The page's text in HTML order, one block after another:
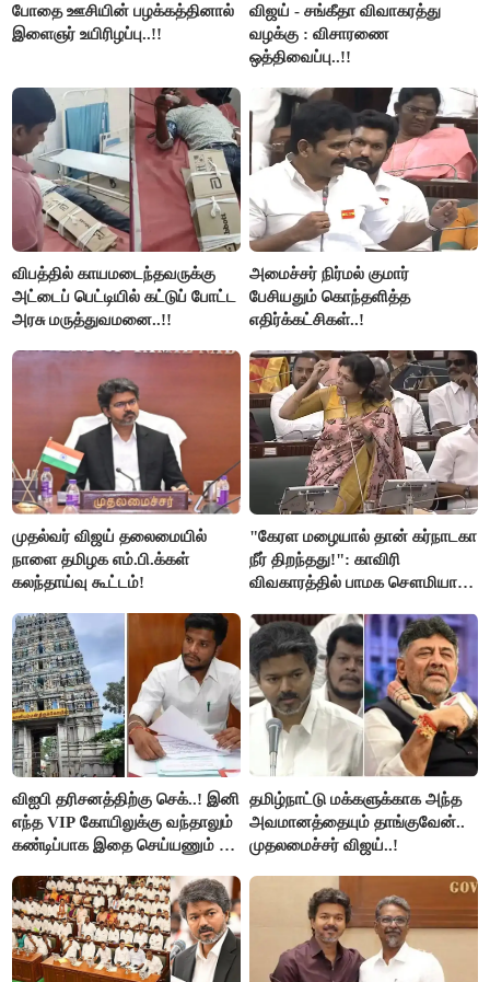
போதை ஊசியின் பழக்கத்தினால்
இளைஞர் உயிரிழப்பு..!!
விஜய் - சங்கீதா விவாகரத்து
வழக்கு : விசாரணை
ஒத்திவைப்பு..!!
விபத்தில் காயமடைந்தவருக்கு
அட்டைப் பெட்டியில் கட்டுப் போட்ட
அரசு மருத்துவமனை..!!
அமைச்சர் நிர்மல் குமார்
பேசியதும் கொந்தளித்த
எதிர்க்கட்சிகள்..!
முதல்வர் விஜய் தலைமையில்
நாளை தமிழக எம்.பி.க்கள்
கலந்தாய்வு கூட்டம்!
"கேரள மழையால் தான் கர்நாடகா
நீர் திறந்தது!": காவிரி
விவகாரத்தில் பாமக சௌமியா
விஐபி தரிசனத்திற்கு செக்..! இனி
எந்த VIP கோயிலுக்கு வந்தாலும்
கண்டிப்பாக இதை செய்யணும் -
தமிழ்நாட்டு மக்களுக்காக அந்த
அவமானத்தையும் தாங்குவேன்..
முதலமைச்சர் விஜய்..!